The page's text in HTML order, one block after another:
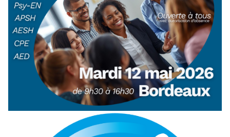
nationale : un stage d’information syndicale pour
vous dans l’académie de Bordeaux
12 mars 2026- NOUVELLE-AQUITAINE
Les personnels contractuels occupent aujourd’hui une
place importante dans le fonctionnement du service public
d’éducation. Enseignants, personnels administratifs,
techniques, de santé ou sociaux : beaucoup…
Lire la suite →